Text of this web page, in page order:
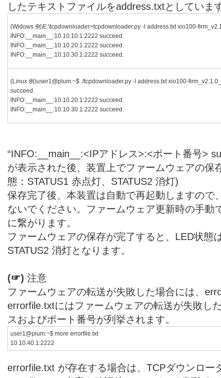
したテキストファイルをaddress.txtとしていま
(Widows 例)E:\tcpdownloader>tcpdownloader.py -l address.txt xio100-
INFO:__main__:10.10.10.1:2222 succeed.
INFO:__main__:10.10.20.1:2222 succeed.
INFO:__main__:10.10.30.1:2222 succeed.
(Linux 例)user1@plum:~$ ./tcpdownloader.py -l address.txt xio100-
succeed.
INFO:__main__:10.10.20.1:2222 succeed.
INFO:__main__:10.10.30.1:2222 succeed.
“INFO:__main__:<IPアドレス>:<ポート番号>
が表示された後、装置上でファームウェアの保
態：STATUS1 赤点灯、STATUS2 消灯)
保存完了後、本装置は自動で再起動しますので
ないでください。ファームウェア更新時の手動
に繋がります。
ファームウェアの保存が完了すると、LED状態
STATUS2 消灯となります。
(☞) 注意
ファームウェアの転送が失敗した場合には、
errorfile.txtにはファームウェアの転送が失敗し
スおよびポート番号が列挙されます。
user1@plum:~$ more errorfile.txt
10.10.40.1:2222
errorfile.txt が存在する場合は、TCPダウンロー